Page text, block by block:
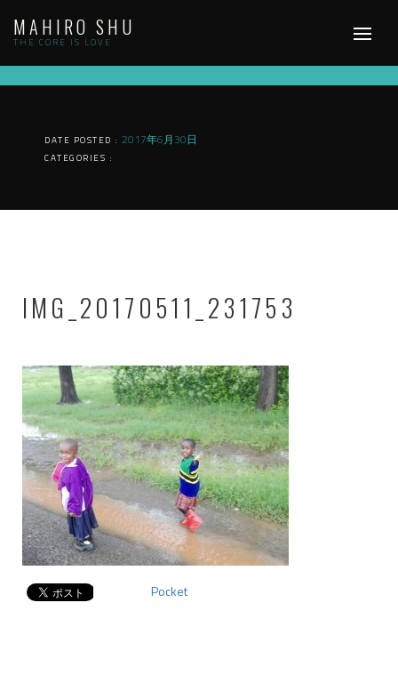
content
MAHIRO SHU
THE CORE IS LOVE
DATE POSTED : 2017年6月30日
CATEGORIES :
IMG_20170511_231753
Pocket